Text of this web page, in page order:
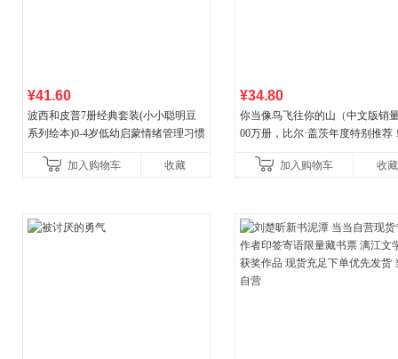
¥41.60
波西和皮普7册经典套装(小小聪明豆
系列绘本)0-4岁低幼启蒙情绪管理习惯
养好品质，发现快
加入购物车 收藏
¥34.80
你当像鸟飞往你的山（中文版销
00万册，比尔·盖茨年度特别推荐
比你听说的还要
加入购物车 收藏